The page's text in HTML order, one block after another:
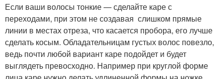
Если ваши волосы тонкие — сделайте каре с
переходами, при этом не создавая слишком прямые
линии в местах отреза, что касается пробора, его лучше
сделать косым. Обладательницам густых волос повезло,
ведь почти любой вариант каре подойдет и будет
выглядеть превосходно. Например при круглой форме